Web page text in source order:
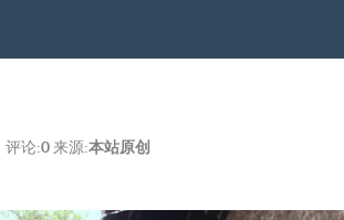
评论:0 来源:本站原创